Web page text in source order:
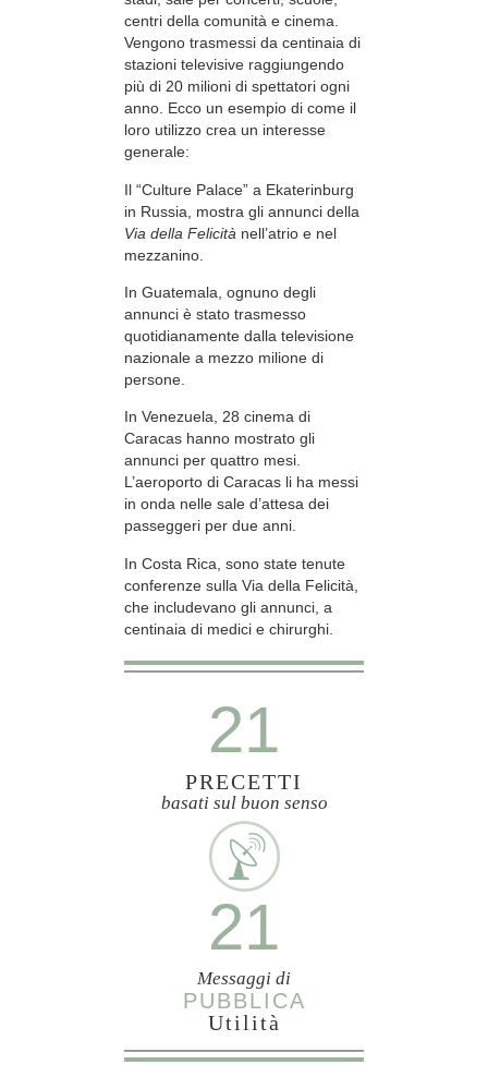
centri della comunità e cinema.
Vengono trasmessi da centinaia di
stazioni televisive raggiungendo
più di 20 milioni di spettatori ogni
anno. Ecco un esempio di come il
loro utilizzo crea un interesse
generale:
Il “Culture Palace” a Ekaterinburg
in Russia, mostra gli annunci della
Via della Felicità nell’atrio e nel
mezzanino.
In Guatemala, ognuno degli
annunci è stato trasmesso
quotidianamente dalla televisione
nazionale a mezzo milione di
persone.
In Venezuela, 28 cinema di
Caracas hanno mostrato gli
annunci per quattro mesi.
L’aeroporto di Caracas li ha messi
in onda nelle sale d’attesa dei
passeggeri per due anni.
In Costa Rica, sono state tenute
conferenze sulla Via della Felicità,
che includevano gli annunci, a
centinaia di medici e chirurghi.
21
PRECETTI
basati sul buon senso
21
Messaggi di
PUBBLICA
Utilità